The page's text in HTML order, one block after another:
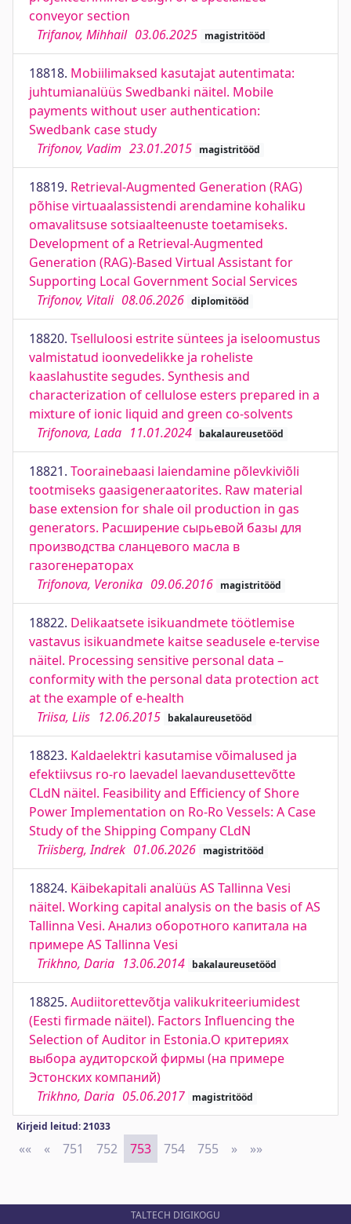
conveyor section
Trifanov, Mihhail 03.06.2025 magistritööd
18818. Mobiilimaksed kasutajat autentimata:
juhtumianalüüs Swedbanki näitel. Mobile
payments without user authentication:
Swedbank case study
Trifonov, Vadim 23.01.2015 magistritööd
18819. Retrieval-Augmented Generation (RAG)
põhise virtuaalassistendi arendamine kohaliku
omavalitsuse sotsiaalteenuste toetamiseks.
Development of a Retrieval-Augmented
Generation (RAG)-Based Virtual Assistant for
Supporting Local Government Social Services
Trifonov, Vitali 08.06.2026 diplomitööd
18820. Tselluloosi estrite süntees ja iseloomustus
valmistatud ioonvedelikke ja roheliste
kaaslahustite segudes. Synthesis and
characterization of cellulose esters prepared in a
mixture of ionic liquid and green co-solvents
Trifonova, Lada 11.01.2024 bakalaureusetööd
18821. Toorainebaasi laiendamine põlevkiviõli
tootmiseks gaasigeneraatorites. Raw material
base extension for shale oil production in gas
generators. Расширение сырьевой базы для
производства сланцевого масла в
газогенераторах
Trifonova, Veronika 09.06.2016 magistritööd
18822. Delikaatsete isikuandmete töötlemise
vastavus isikuandmete kaitse seadusele e-tervise
näitel. Processing sensitive personal data –
conformity with the personal data protection act
at the example of e-health
Triisa, Liis 12.06.2015 bakalaureusetööd
18823. Kaldaelektri kasutamise võimalused ja
efektiivsus ro-ro laevadel laevandusettevõtte
CLdN näitel. Feasibility and Efficiency of Shore
Power Implementation on Ro-Ro Vessels: A Case
Study of the Shipping Company CLdN
Triisberg, Indrek 01.06.2026 magistritööd
18824. Käibekapitali analüüs AS Tallinna Vesi
näitel. Working capital analysis on the basis of AS
Tallinna Vesi. Анализ оборотного капитала на
примере AS Tallinna Vesi
Trikhno, Daria 13.06.2014 bakalaureusetööd
18825. Audiitorettevõtja valikukriteeriumidest
(Eesti firmade näitel). Factors Influencing the
Selection of Auditor in Estonia.О критериях
выбора аудиторской фирмы (на примере
Эстонских компаний)
Trikhno, Daria 05.06.2017 magistritööd
Kirjeid leitud: 21033
«« First
« Previous
751 752 753 754 755 » Next
»»
TALTECH DIGIKOGU